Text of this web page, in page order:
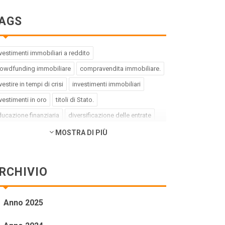
immobiliari a reddito
immobiliare compravendita immobiliare.
in tempi di crisi investimenti immobiliari
in oro titoli di Stato.
finanziaria diversificazione delle entrate
debito cattivo.
investing
MOSTRA DI PIÙ
Anno 2025